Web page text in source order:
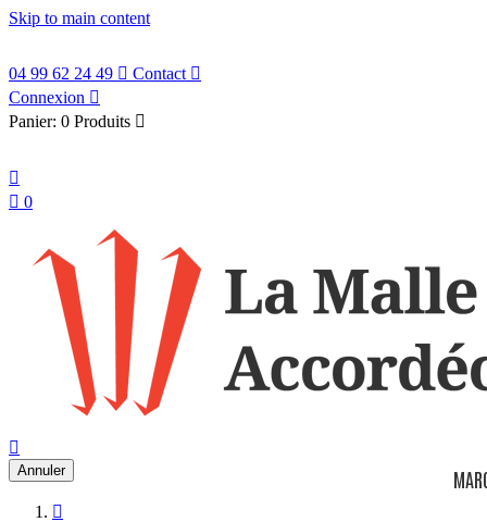
Skip to main content
04 99 62 24 49  Contact 
Connexion 
Panier: 0 Produits 

 0

Annuler
